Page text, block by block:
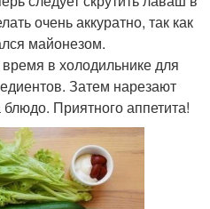
очень аккуратно, так как
майонезом.
в холодильнике для
Затем нарезают
Приятного аппетита!